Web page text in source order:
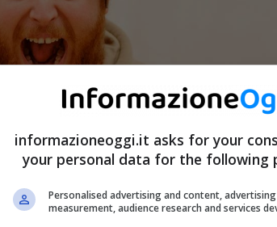
informazioneoggi.it asks for your
your personal data for the following
Personalised advertising and content,
measurement, audience research and services